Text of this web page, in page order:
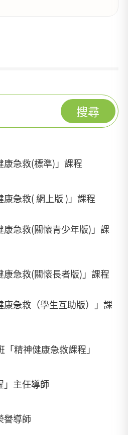
搜尋
康急救(標準)」課程
急救( 網上版 )」課程
康急救(關懷青少年版)」課
康急救(關懷長者版)」課程
康急救（學生互助版）」課
精神健康急救課程」
」主任導師
譽導師